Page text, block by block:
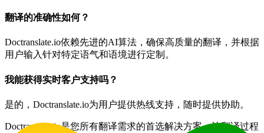
翻译的准确性如何？
Doctranslate.io依赖先进的AI算法，确保高质量的翻译，并根据
用户输入针对特定语气和语境进行定制。
我能获得实时客户支持吗？
是的，Doctranslate.io为用户提供热线支持，随时提供协助。
Doctranslate.io是您所有翻译需求的首选解决方案，让翻译过程